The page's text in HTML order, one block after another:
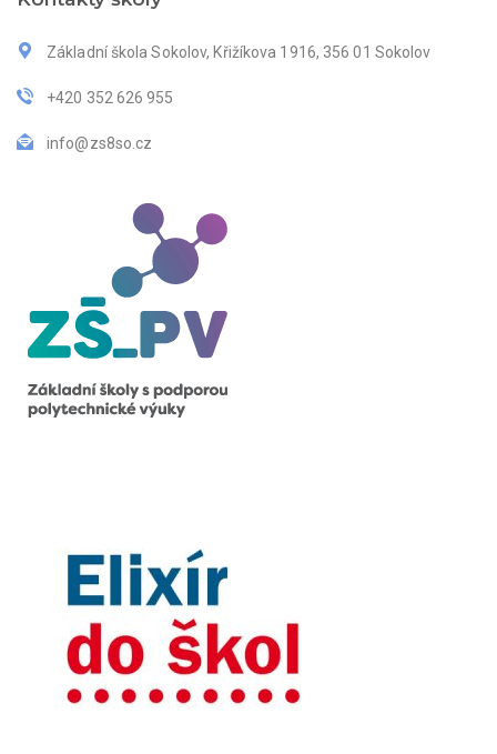
Základní škola Sokolov, Křižíkova 1916, 356 01 Sokolov
+420 352 626 955
info@zs8so.cz